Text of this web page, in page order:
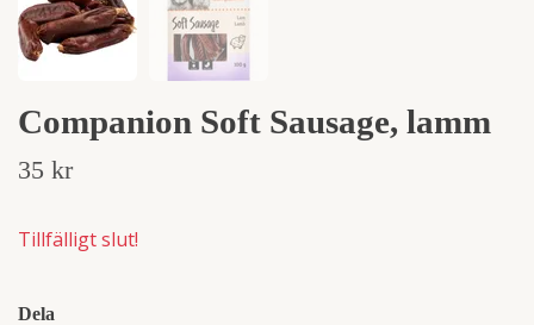
Companion Soft Sausage, lamm
35 kr
Tillfälligt slut!
Dela